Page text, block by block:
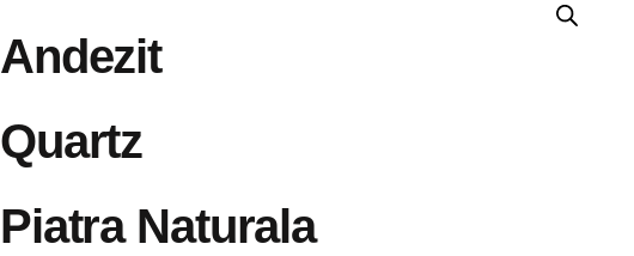
Andezit
Quartz
Piatra Naturala